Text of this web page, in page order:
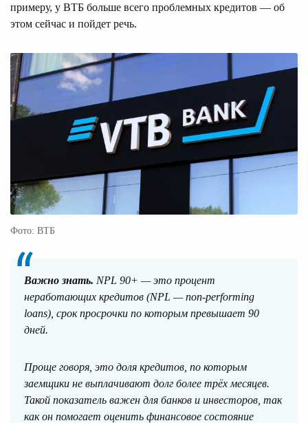
примеру, у ВТБ больше всего проблемных кредитов — об
этом сейчас и пойдет речь.
Фото: ВТБ
Важно знать. NPL 90+ — это процент
неработающих кредитов (NPL — non-performing
loans), срок просрочки по которым превышает 90
дней.
Проще говоря, это доля кредитов, по которым
заемщики не выплачивают долг более трёх месяцев.
Такой показатель важен для банков и инвесторов, так
как он помогает оценить финансовое состояние